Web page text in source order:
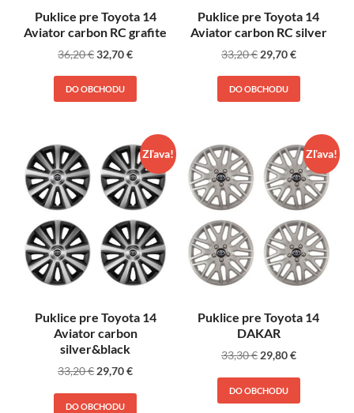
Puklice pre Toyota 14
Aviator carbon RC grafite
36,20€32,70€
DO OBCHODU
Puklice pre Toyota 14
Aviator carbon RC silver
33,20€ 29,70€
DO OBCHODU
Zľava!
Puklice pre Toyota 14
Aviator carbon
silver&black
33,20€ 29,70€
DO OBCHODU
Zľava!
Puklice pre Toyota 14
DAKAR
33,30€ 29,80€
DO OBCHODU